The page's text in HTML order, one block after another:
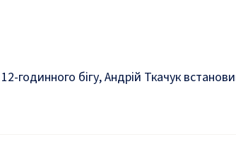
годинного бігу, Андрій Ткачук